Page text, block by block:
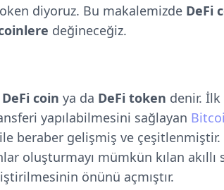
diyoruz. Bu makalemizde DeFi
değineceğiz.
DeFi coin ya da DeFi token denir.
yapılabilmesini sağlayan
ile beraber gelişmiş ve çeşitlenmiştir.
oluşturmayı mümkün kılan akıllı
önünü açmıştır.